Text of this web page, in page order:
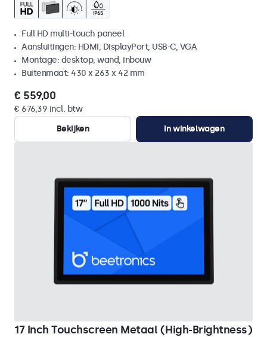
Full HD multi-touch paneel
Aansluitingen: HDMI, DisplayPort, USB-C, VGA
Montage: desktop, wand, inbouw
Buitenmaat: 430 x 263 x 42 mm
€ 559,00
€ 676,39 incl. btw
Bekijken
In winkelwagen
17 Inch Touchscreen Metaal (High-Brightness)